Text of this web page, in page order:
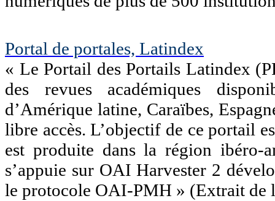
Portal de portales, Latindex
« Le Portail des Portails Latindex
des revues académiques
d’Amérique latine, Caraïbes,
libre accès. L’objectif de ce portail
est produite dans la région ibéro-
s’appuie sur OAI Harvester 2
le protocole OAI-PMH » (Extrait de